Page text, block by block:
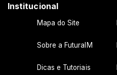
Institucional
Mapa do Site
Sobre a FuturaIM
Dicas e Tutoriais